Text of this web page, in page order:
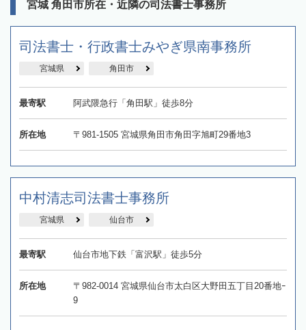
宮城 角田市所在・近隣の司法書士事務所
司法書士・行政書士みやぎ県南事務所
宮城県 角田市
最寄駅 阿武隈急行「角田駅」徒歩8分
所在地 〒981-1505 宮城県角田市角田字旭町29番地3
中村清志司法書士事務所
宮城県 仙台市
最寄駅 仙台市地下鉄「富沢駅」徒歩5分
所在地
〒982-0014 宮城県仙台市太白区大野田五丁目20番地ｰ
9